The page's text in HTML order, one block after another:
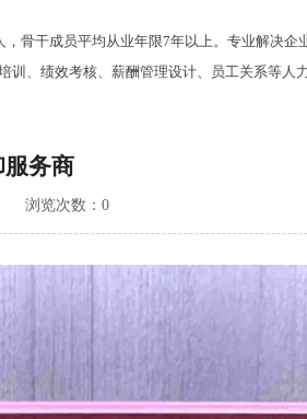
干成员平均从业年限7年以上。专业解决企
绩效考核、薪酬管理设计、员工关系等人
务商
浏览次数： 0